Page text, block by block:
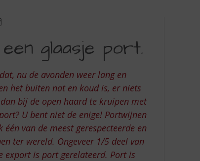
glaasje port.
nu de avonden weer lang en
het buiten nat en koud is, er niets
bij de open haard te kruipen met
U bent niet de enige! Portwijnen
van de meest gerespecteerde en
ter wereld. Ongeveer 1/5 deel van
export is port gerelateerd. Port is